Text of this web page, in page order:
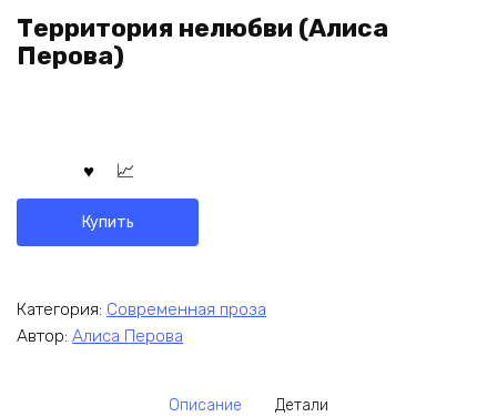
Территория нелюбви (Алиса
Перова)
Купить
Категория: Современная проза
Автор: Алиса Перова
Описание Детали